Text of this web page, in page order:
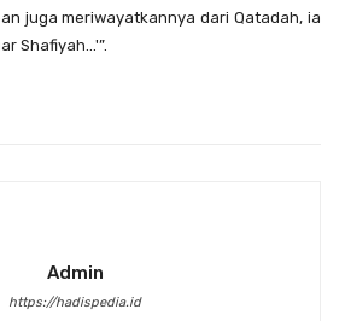
juga meriwayatkannya dari Qatadah, ia
Shafiyah…'”.
Admin
https://hadispedia.id